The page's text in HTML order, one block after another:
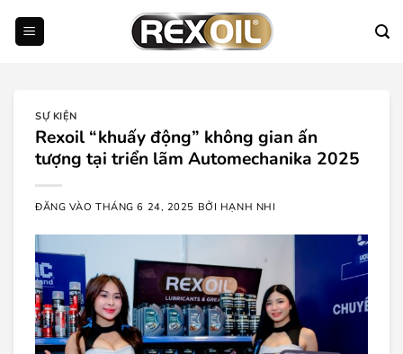
SỰ KIỆN
Rexoil “khuấy động” không gian ấn
tượng tại triển lãm Automechanika 2025
ĐĂNG VÀOTHÁNG 6 24, 2025 BỞI HẠNH NHI